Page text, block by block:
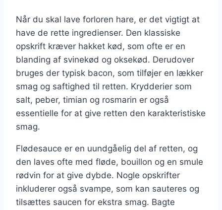
Når du skal lave forloren hare, er det vigtigt at
have de rette ingredienser. Den klassiske
opskrift kræver hakket kød, som ofte er en
blanding af svinekød og oksekød. Derudover
bruges der typisk bacon, som tilføjer en lækker
smag og saftighed til retten. Krydderier som
salt, peber, timian og rosmarin er også
essentielle for at give retten den karakteristiske
smag.
Flødesauce er en uundgåelig del af retten, og
den laves ofte med fløde, bouillon og en smule
rødvin for at give dybde. Nogle opskrifter
inkluderer også svampe, som kan sauteres og
tilsættes saucen for ekstra smag. Bagte